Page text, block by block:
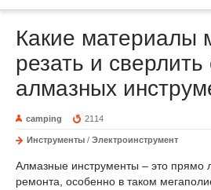
Какие материалы
резать и
алмазных
camping 2114
Инструменты / Электроинструмент
Алмазные инструменты – это прямо
ремонта, особенно в таком